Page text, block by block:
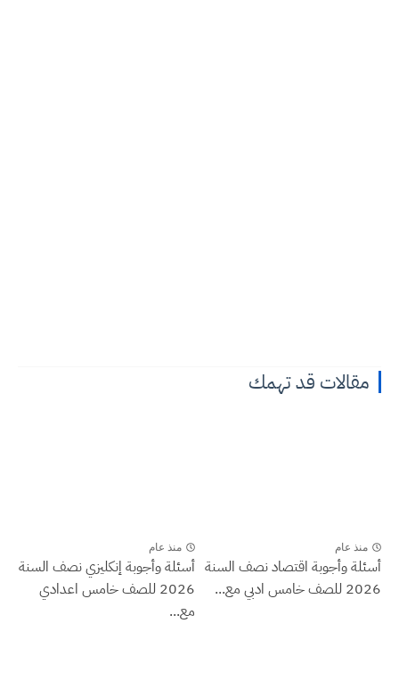
مقالات قد تهمك
منذ عام
أسئلة وأجوبة اقتصاد نصف السنة
2026 للصف خامس ادبي مع...
منذ عام
أسئلة وأجوبة إنكليزي نصف السنة
2026 للصف خامس اعدادي
مع...